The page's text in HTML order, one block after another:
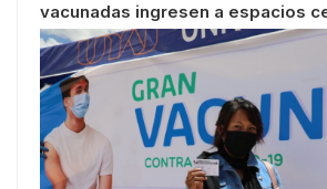
vacunadas ingresen a espacios